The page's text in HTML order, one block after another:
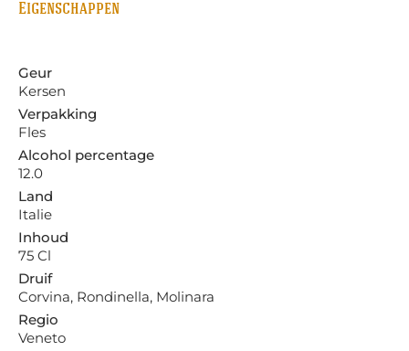
Eigenschappen
Geur
Kersen
Verpakking
Fles
Alcohol percentage
12.0
Land
Italie
Inhoud
75 Cl
Druif
Corvina, Rondinella, Molinara
Regio
Veneto